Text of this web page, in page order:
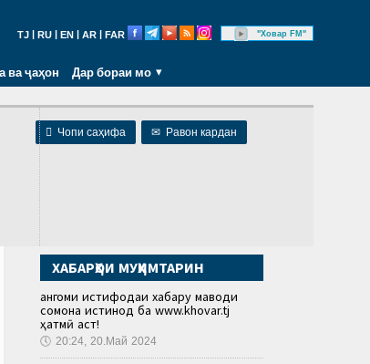
TJ RU EN AR FAR "Ховар FM"
ва ҷаҳон Дар бораи мо
 Чопи саҳифа ✉ Равон кардан
ХАБАРҲОИ МУҲИМТАРИН
Ҳангоми истифодаи хабару маводи
сомона истинод ба www.khovar.tj
ҳатмӣ аст!
🕔 20:24, 20.Май 2024